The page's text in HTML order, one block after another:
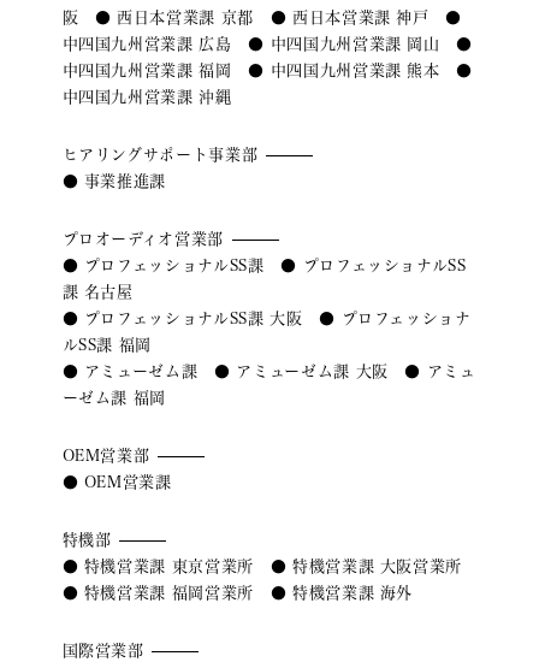
阪 ● 西日本営業課 京都 ● 西日本営業課 神戸●
中四国九州営業課 広島 ● 中四国九州営業課 岡山 ●
中四国九州営業課 福岡● 中四国九州営業課 熊本 ●
中四国九州営業課 沖縄
ヒアリングサポート事業部
● 事業推進課
プロオーディオ営業部
● プロフェッショナルSS課 ● プロフェッショナルSS
課 名古屋
● プロフェッショナルSS課 大阪 ● プロフェッショナ
ルSS課 福岡
● アミューゼム課 ● アミューゼム課 大阪 ● アミュ
ーゼム課 福岡
OEM営業部
● OEM営業課
特機部
● 特機営業課 東京営業所 ● 特機営業課 大阪営業所
● 特機営業課 福岡営業所 ● 特機営業課 海外
国際営業部